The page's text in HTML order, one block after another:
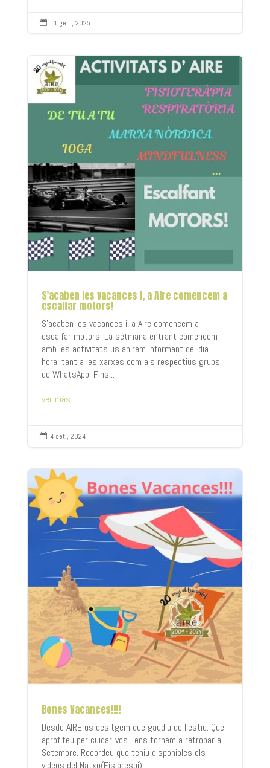
 11 gen., 2025
S’acaben les vacances i, a Aire comencem a
escalfar motors!
S'acaben les vacances i, a Aire comencem a
escalfar motors! La setmana entrant comencem
amb les activitats us anirem informant del dia i
hora, tant a les xarxes com als respectius grups
de WhatsApp. Fins...
ver más
 4 set., 2024
Bones Vacances!!!!
Desde AIRE us desitgem que gaudiu de l'estiu. Que
aprofiteu per cuidar-vos i ens tornem a retrobar al
Setembre. Recordeu que teniu disponibles els
videos del Natxo(Fisiorespi):